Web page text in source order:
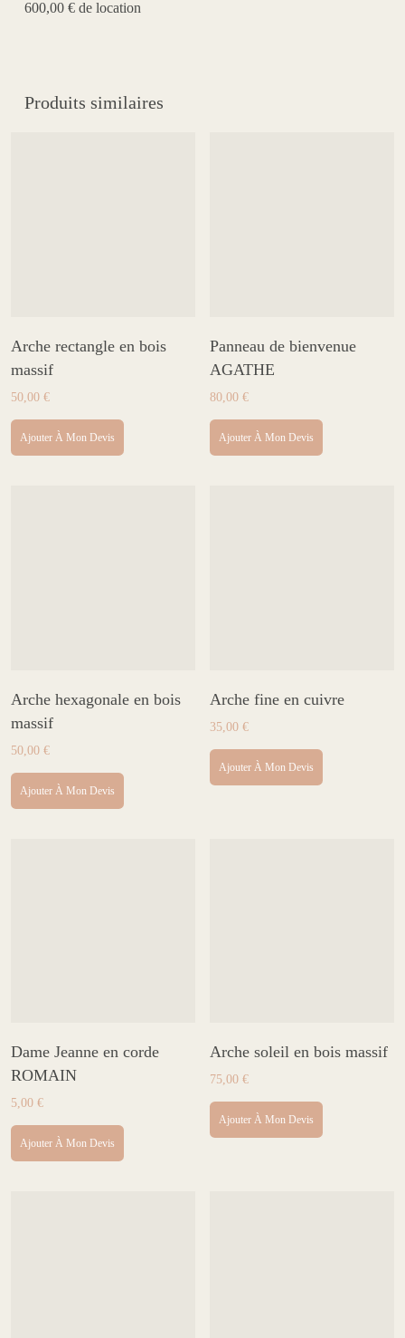
600,00 € de location
Produits similaires
Arche rectangle en bois
massif
50,00 €
Ajouter À Mon Devis
Panneau de bienvenue
AGATHE
80,00€
Ajouter À Mon Devis
Arche hexagonale en bois
massif
50,00 €
Ajouter À Mon Devis
Arche fine en cuivre
35,00€
Ajouter À Mon Devis
Dame Jeanne en corde
ROMAIN
5,00 €
Ajouter À Mon Devis
Arche soleil en bois massif
75,00€
Ajouter À Mon Devis